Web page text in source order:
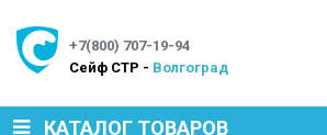
+7(800) 707-19-94
Cейф СТР - Волгоград
КАТАЛОГ ТОВАРОВ